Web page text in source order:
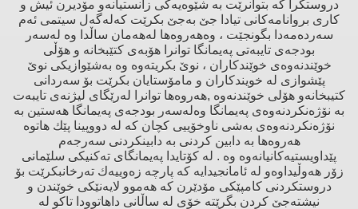
دروستكرا كە بتوانرێت بە شێوەیەكی زانستیانەو مۆدیرن ئیش و
كاری بروانامەكانی تیادا جێ بەجێ بكرێت كەلەگەل سیتمی ئەم
سەردەمەدا بگونجێت ، وەهەروەها لەهەمان ساڵدا وە لەسەر
بودجەی تایبەتی پەیمانگا توانرا هۆبەی كتێبخانە و هۆڵی
خوێندنەوەی خوێندكاران ، نوێ بكریتەوە وە بەشێوازیكی نوێ
پێشوازی لە خویندكاران و مامۆستایان بكرێت بۆ سەردانی
كتیبخانەو هۆلی خوێندنەوە ,هەروەها توانرا لەرێگای لیژنەی تایبەت
بە نۆژەنكردنەوەی پەیمانگا وەلەسەر بودجەی پەیمانگا هەستین بە
نۆژەنكردنەوەی بەشی ناوخۆییی كچان كە لە دووپینا پێك هاتوە
هەروەها بە دابین كردنی بە دابینكردنی سەرجەم
پێداویستیەكانیانەوە وە . لە كۆتایدا پەیمانگای تەكنیكی سلێمانی
زۆر هەوڵیداوەو لە ئامانجیدایە كە پارچە زەوییەك تەرخانبكرێت بۆ
دروستكردنی كامپێكی مۆدێرن كە هەموو لایەنێكی خوێندن و
نیشتەجێ كردن بگرێتە خۆی لە ساڵانی داهاتوودا تاكو لە